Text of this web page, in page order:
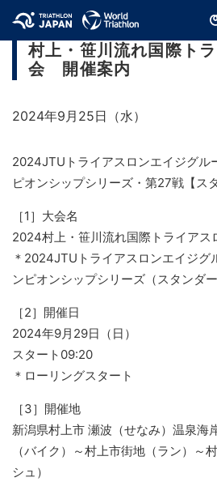
【2024JTUエイジNCSス
村上・笹川流れ国際ト
会 開催案内
2024年9月25日（水）
2024JTUトライアスロンエイジグル
ピオンシップシリーズ・第27戦【ス
［1］大会名
2024村上・笹川流れ国際トライアス
＊2024JTUトライアスロンエイジグ
ンピオンシップシリーズ（スタンダ
［2］開催日
2024年9月29日（日）
スタート09:20
＊ローリングスタート
［3］開催地
新潟県村上市 瀬波（せなみ）温泉海
（バイク）～村上市街地（ラン）～
シュ）